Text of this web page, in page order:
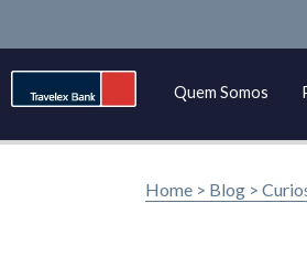
Quem Somos
Home > Blog >